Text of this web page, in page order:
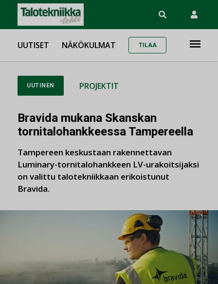
UUTISET NÄKÖKULMAT TILAA
UUTINEN PROJEKTIT
Bravida mukana Skanskan
tornitalohankkeessa Tampereella
Tampereen keskustaan rakennettavan
Luminary-tornitalohankkeen LV-urakoitsijaksi
on valittu talotekniikkaan erikoistunut
Bravida.